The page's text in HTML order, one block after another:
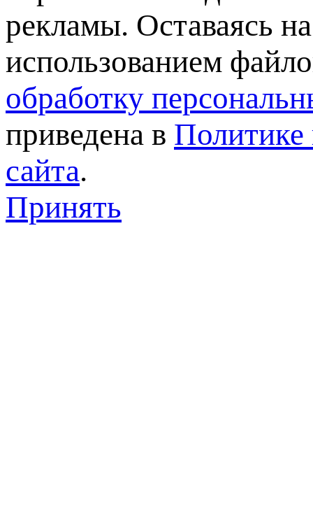
рекламы. Оставаясь
использованием
обработку
приведена в Политике
сайта.
Принять